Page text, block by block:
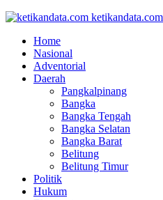
Home
Nasional
Adventorial
Daerah
Pangkalpinang
Bangka
Bangka Tengah
Bangka Selatan
Bangka Barat
Belitung
Belitung Timur
Politik
Hukum